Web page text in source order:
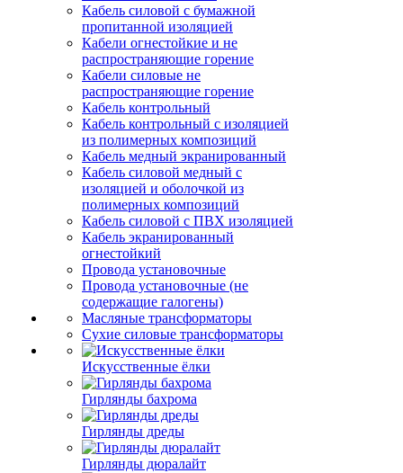
Кабель силовой с бумажной
пропитанной изоляцией
Кабели огнестойкие и не
распространяющие горение
Кабели силовые не
распространяющие горение
Кабель контрольный
Кабель контрольный с изоляцией
из полимерных композиций
Кабель медный экранированный
Кабель силовой медный с
изоляцией и оболочкой из
полимерных композиций
Кабель силовой с ПВХ изоляцией
Кабель экранированный
огнестойкий
Провода установочные
Провода установочные (не
содержащие галогены)
Масляные трансформаторы
Сухие силовые трансформаторы
Искусственные ёлки
Гирлянды бахрома
Гирлянды дреды
Гирлянды дюралайт